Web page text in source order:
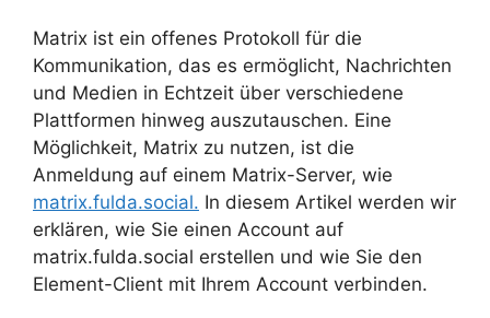
Matrix ist ein offenes Protokoll für die
Kommunikation, das es ermöglicht, Nachrichten
und Medien in Echtzeit über verschiedene
Plattformen hinweg auszutauschen. Eine
Möglichkeit, Matrix zu nutzen, ist die
Anmeldung auf einem Matrix-Server, wie
matrix.fulda.social. In diesem Artikel werden wir
erklären, wie Sie einen Account auf
matrix.fulda.social erstellen und wie Sie den
Element-Client mit Ihrem Account verbinden.